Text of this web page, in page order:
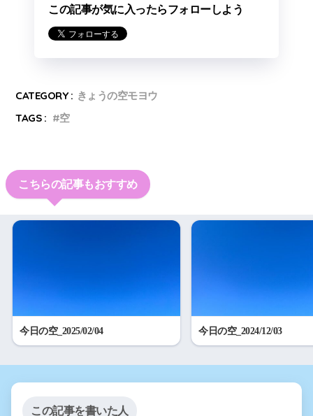
この記事が気に入ったらフォローしよう
CATEGORY : きょうの空モヨウ
TAGS :
空
こちらの記事もおすすめ
今日の空_2025/02/04 今日の空_2024/12/03
この記事を書いた人